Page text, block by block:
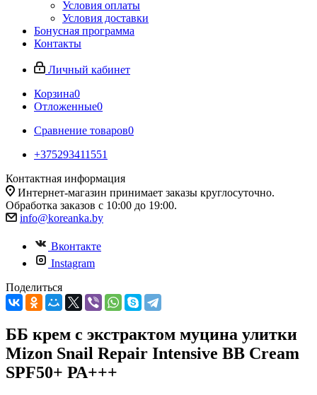
Условия оплаты
Условия доставки
Бонусная программа
Контакты
Личный кабинет
Корзина0
Отложенные0
Сравнение товаров0
+375293411551
Контактная информация
Интернет-магазин принимает заказы круглосуточно.
Обработка заказов с 10:00 до 19:00.
info@koreanka.by
Вконтакте
Instagram
Поделиться
ББ крем с экстрактом муцина улитки
Mizon Snail Repair Intensive BB Cream
SPF50+ РА+++